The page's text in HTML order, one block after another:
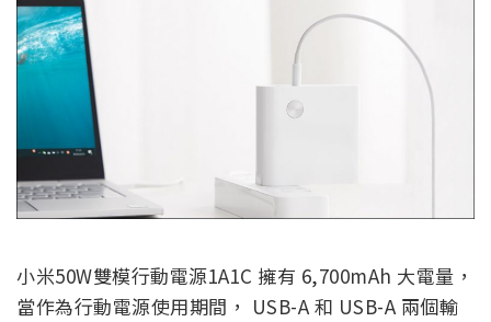
小米50W雙模行動電源1A1C 擁有 6,700mAh 大電量，
當作為行動電源使用期間， USB-A 和 USB-A 兩個輸